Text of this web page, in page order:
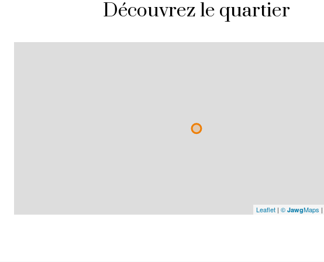
Découvrez le quartier
Leaflet | © JawgMaps |